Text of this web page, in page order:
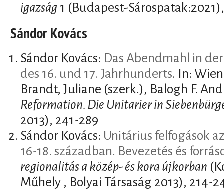
igazság 1 (Budapest-
Sándor Kovács
Sándor Kovács: Das Abendmahl in
des 16. und 17. Jahrhunderts. In:
Brandt, Juliane (szerk.), Balogh F.
Reformation. Die Unitarier in
2013), 241-289
Sándor Kovács: Unitárius felfogások
16-18. században. Bevezetés és
regionalitás a közép- és kora újkorban
Műhely , Bolyai Társaság 2013), 214-